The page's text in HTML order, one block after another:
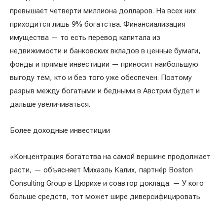
превышает четверти миллиона долларов. На всех них
приходится лишь 9% богатства. Финансиализация
имущества — то есть перевод капитала из
недвижимости и банковских вкладов в ценные бумаги,
фонды и прямые инвестиции — приносит наибольшую
выгоду тем, кто и без того уже обеспечен. Поэтому
разрыв между богатыми и бедными в Австрии будет и
дальше увеличиваться.
Более доходные инвестиции
«Концентрация богатства на самой вершине продолжает
расти, — объясняет Михаэль Калих, партнёр Boston
Consulting Group в Цюрихе и соавтор доклада. — У кого
больше средств, тот может шире диверсифицировать